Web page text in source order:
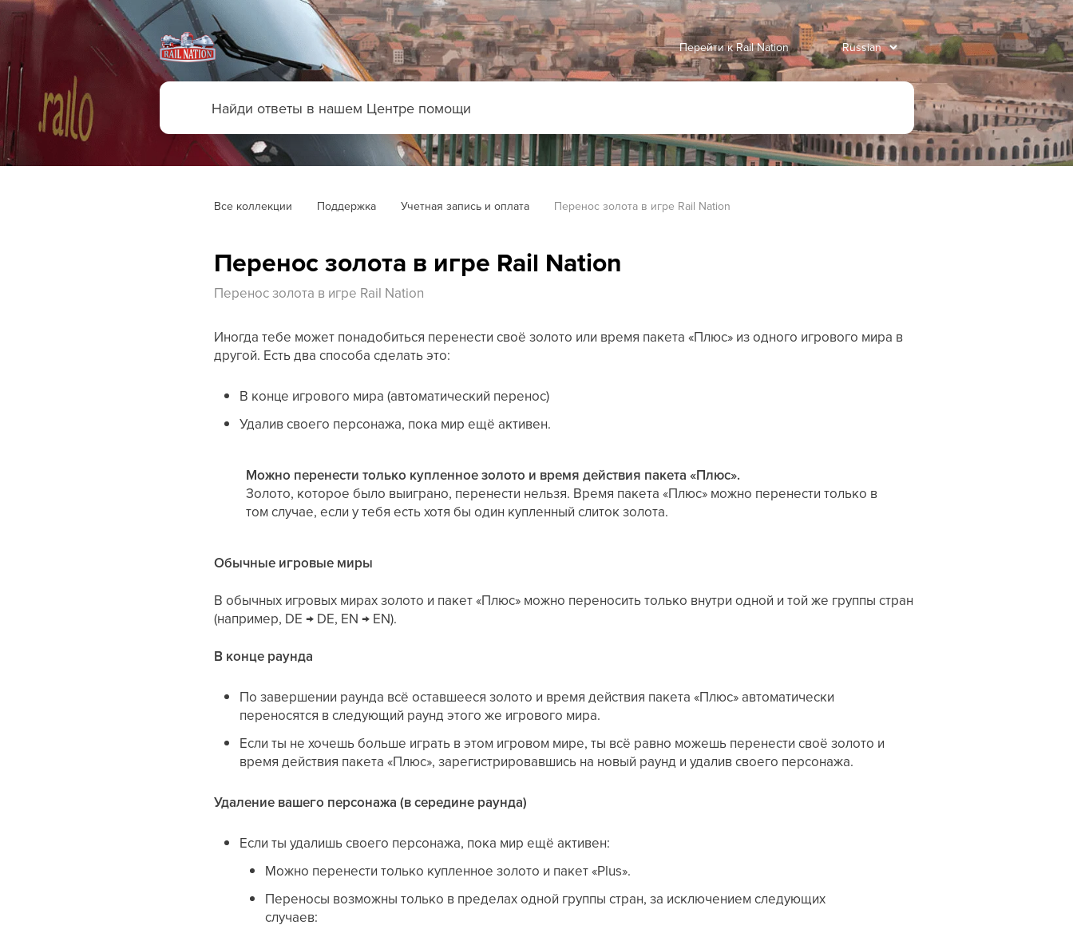
Перейти к Rail Nation
Все коллекции Поддержка Учетная запись и оплата Перенос золота в игре Rail Nation
Перенос золота в игре Rail Nation
Перенос золота в игре Rail Nation
Иногда тебе может понадобиться перенести своё золото или время пакета «Плюс» из одного игрового мира в
другой. Есть два способа сделать это:
В конце игрового мира (автоматический перенос)
Удалив своего персонажа, пока мир ещё активен.
Можно перенести только купленное золото и время действия пакета «Плюс».
Золото, которое было выиграно, перенести нельзя. Время пакета «Плюс» можно перенести только в
том случае, если у тебя есть хотя бы один купленный слиток золота.
Обычные игровые миры
В обычных игровых мирах золото и пакет «Плюс» можно переносить только внутри одной и той же группы стран
(например, DE → DE, EN → EN).
В конце раунда
По завершении раунда всё оставшееся золото и время действия пакета «Плюс» автоматически
переносятся в следующий раунд этого же игрового мира.
Если ты не хочешь больше играть в этом игровом мире, ты всё равно можешь перенести своё золото и
время действия пакета «Плюс», зарегистрировавшись на новый раунд и удалив своего персонажа.
Удаление вашего персонажа (в середине раунда)
Если ты удалишь своего персонажа, пока мир ещё активен:
Можно перенести только купленное золото и пакет «Plus».
Переносы возможны только в пределах одной группы стран, за исключением следующих
случаев: